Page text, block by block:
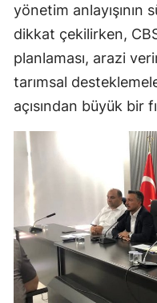
yönetim anlayışının
dikkat çekilirken,
planlaması, arazi
tarımsal
açısından büyük bir